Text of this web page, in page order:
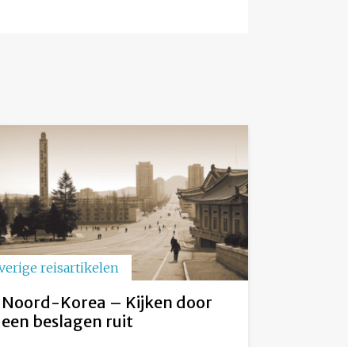
reisartikelen
Noord-Korea – Kijken door
een beslagen ruit